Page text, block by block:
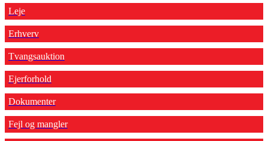
Leje
Erhverv
Tvangsauktion
Ejerforhold
Dokumenter
Fejl og mangler